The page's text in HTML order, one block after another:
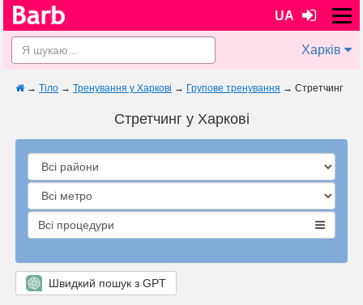
UA
Харків
→ Тіло → Тренування у Харкові → Групове тренування → Стретчинг
Стретчинг у Харкові
Всі процедури
Швидкий пошук з GPT